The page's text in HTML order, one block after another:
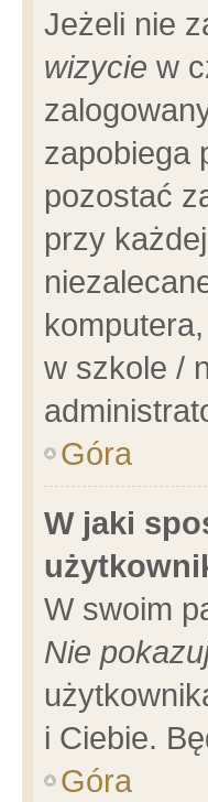
Jeżeli nie
wizycie w
zapobiega
pozostać
przy
w szkole /
Góra
W jaki
W swoim
Nie
i Ciebie.
Góra